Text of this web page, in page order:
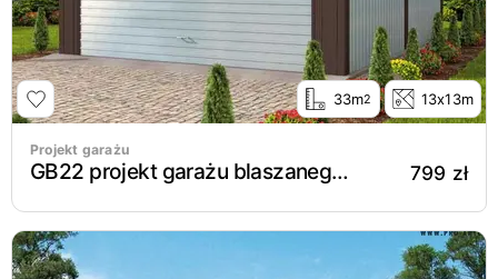
33m2 13x13m
Projekt garażu
GB22 projekt garażu blaszanego dwustanowiskowego 799 zł